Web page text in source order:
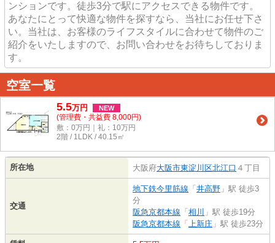
ンションです。徒歩3分で駅にアクセスできる物件です。
あなたにとって快適な物件を探すなら、当社にお任せ下さ
い。当社は、お客様のライフスタイルに合わせて物件のご
紹介をいたしますので、お問い合わせをお待ちしておりま
す。
空室一覧
5.5万円 NEW
(管理費・共益費 8,000円)
敷：0万円｜礼：10万円
2階 / 1LDK / 40.15㎡
所在地 大阪府大阪市東淀川区北江口 ４丁目
交通
地下鉄今里筋線 「 井高野 」駅 徒歩3
分
阪急京都本線 「 相川 」駅 徒歩19分
阪急京都本線 「 上新庄 」駅 徒歩23分